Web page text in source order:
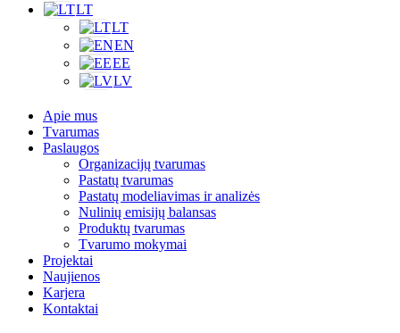
LT
LT
EN
EE
LV
Apie mus
Tvarumas
Paslaugos
Organizacijų tvarumas
Pastatų tvarumas
Pastatų modeliavimas ir analizės
Nulinių emisijų balansas
Produktų tvarumas
Tvarumo mokymai
Projektai
Naujienos
Karjera
Kontaktai